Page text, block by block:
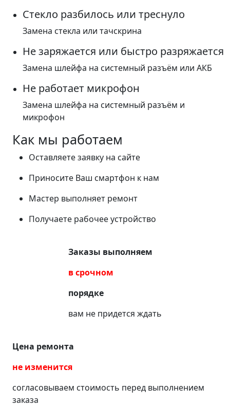
Стекло разбилось или треснуло
Замена стекла или тачскрина
Не заряжается или быстро разряжается
Замена шлейфа на системный разъём или АКБ
Не работает микрофон
Замена шлейфа на системный разъём и
микрофон
Как мы работаем
Оставляете заявку на сайте
Приносите Ваш смартфон к нам
Мастер выполняет ремонт
Получаете рабочее устройство
Заказы выполняем
в срочном
порядке
вам не придется ждать
Цена ремонта
не изменится
согласовываем стоимость перед выполнением
заказа